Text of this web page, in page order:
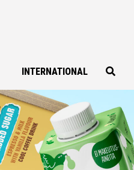
INTERNATIONAL